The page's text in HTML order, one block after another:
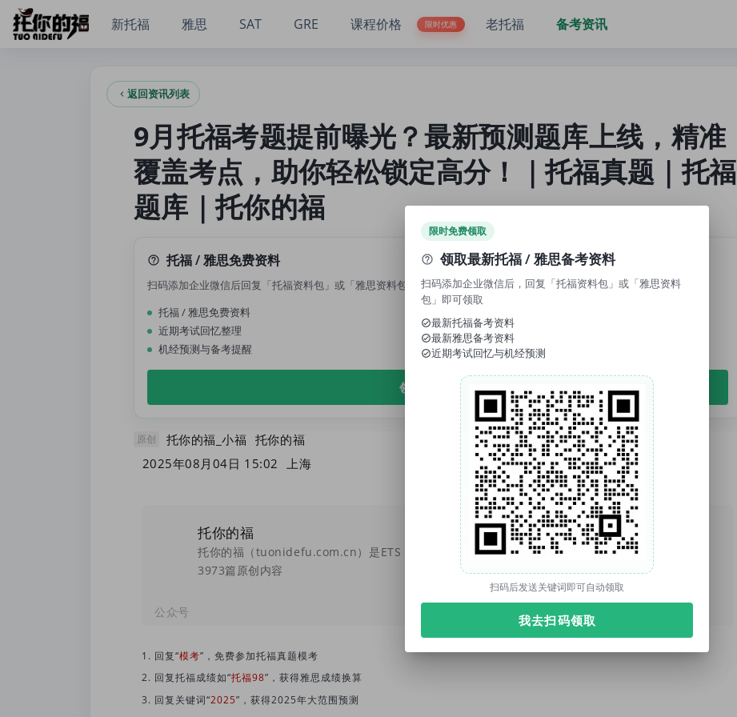
9月托福考题提前曝光？最新预测题库上线，精准覆盖考点，助你轻松锁定高分！｜托福真题｜托福题库｜托你的福
新托福
雅思 SAT GRE 课程价格 限时优惠 老托福 备考资讯
返回资讯列表
9月托福考题提前曝光？最新预测题库上线，精准
覆盖考点，助你轻松锁定高分！｜托福真题｜托福
题库｜托你的福
托福 / 雅思免费资料
扫码添加企业微信后回复「托福资料包」或「雅思资料包」，即可领取免费资料、近期考试回忆与机经预测。
托福 / 雅思免费资料
近期考试回忆整理
机经预测与备考提醒
领取免费资料
原创 托你的福_小福 托你的福
2025年08月04日 15:02
上海
托你的福
3973篇原创内容
公众号
1. 回复“模考”，免费参加托福真题模考
2. 回复托福成绩如“托福98”，获得雅思成绩换算
3. 回复关键词“2025”，获得2025年大范围预测
限时免费领取
领取最新托福 / 雅思备考资料
扫码添加企业微信后，回复「托福资料包」或「雅思资料
包」即可领取
最新托福备考资料
最新雅思备考资料
近期考试回忆与机经预测
扫码后发送关键词即可自动领取
我去扫码领取